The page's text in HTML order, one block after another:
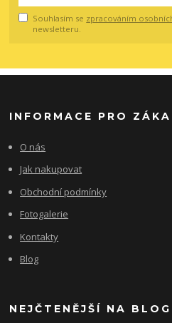
Souhlasím se zpracováním
newsletteru.
INFORMACE PRO
O nás
Jak nakupovat
Obchodní podmínky
Fotogalerie
Kontakty
Blog
NEJČTENĚJŠÍ NA